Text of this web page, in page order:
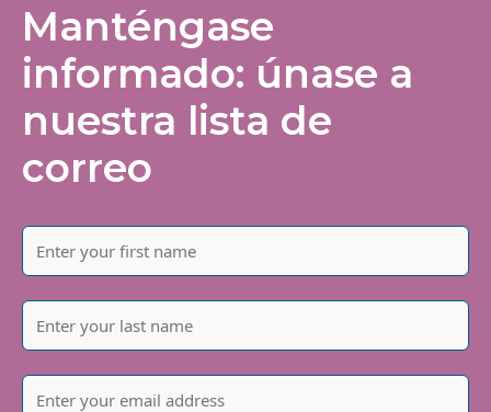
Manténgase
informado: únase a
nuestra lista de
correo